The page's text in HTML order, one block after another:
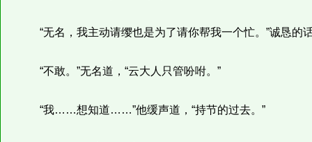
“无名，我主动请缨也是为了请你帮我一个忙。”诚恳的
“不敢。”无名道，“云大人只管吩咐。”
“我……想知道……”他缓声道，“持节的过去。”